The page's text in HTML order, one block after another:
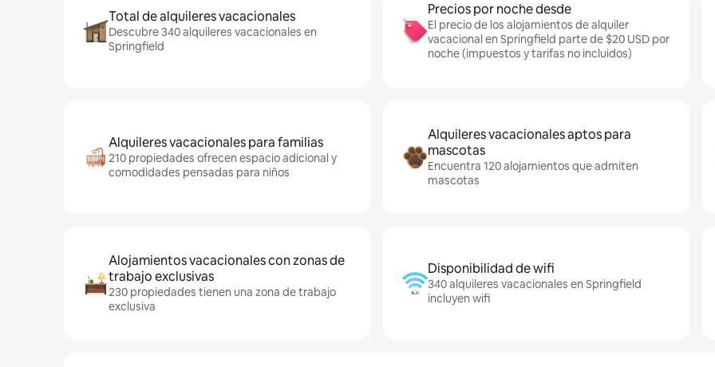
Total de alquileres vacacionales
Descubre 340 alquileres vacacionales en
Springfield
Precios por noche desde
El precio de los alojamientos de alquiler
vacacional en Springfield parte de $20 USD por
noche (impuestos y tarifas no incluidos)
Alquileres vacacionales para familias
210 propiedades ofrecen espacio adicional y
comodidades pensadas para niños
Alquileres vacacionales aptos para
mascotas
Encuentra 120 alojamientos que admiten
mascotas
Alojamientos vacacionales con zonas de
trabajo exclusivas
230 propiedades tienen una zona de trabajo
exclusiva
Disponibilidad de wifi
340 alquileres vacacionales en Springfield
incluyen wifi